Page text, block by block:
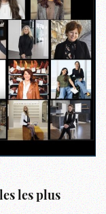
les plus